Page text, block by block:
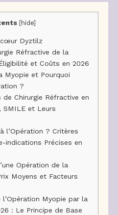
[hide]
Dyztilz
Réfractive de la
et Coûts en 2026
Myopie et Pourquoi
?
de Chirurgie Réfractive en
SMILE et Leurs
l’Opération ? Critères
indications Précises en
Opération de la
Moyens et Facteurs
Myopie par la
: Le Principe de Base